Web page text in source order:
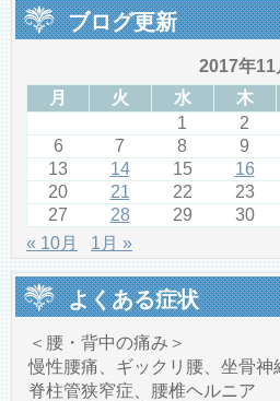
ブログ更新
2017年11
月
火 水 木
1
2
6
7 8 9
13
14 15 16
20
21 22 23
27
28 29
30
« 10月
1月 »
よくある症状
＜腰・背中の痛み＞
慢性腰痛、ギックリ腰、坐骨神
脊柱管狭窄症、腰椎ヘルニア